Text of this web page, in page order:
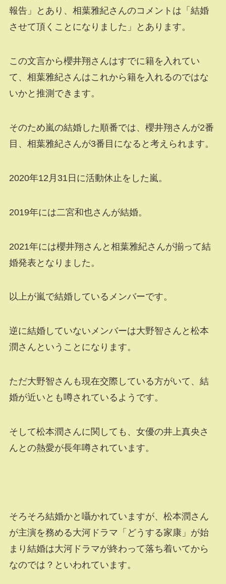
報告」とあり、相葉雅紀さんのコメントは「結婚
させて頂くことになりました」とあります。
この文言から櫻井翔さんはすでに籍を入れてい
て、相葉雅紀さんはこれから籍を入れるのではな
いかと推測できます。
そのため嵐の結婚した順番では、櫻井翔さんが2番
目、相葉雅紀さんが3番目になると考えられます。
2020年12月31日に活動休止をした嵐。
2019年には二宮和也さんが結婚。
2021年には櫻井翔さんと相葉雅紀さんが揃って結
婚発表となりました。
以上が嵐で結婚しているメンバーです。
逆に結婚していないメンバーは大野智さんと松本
潤さんということになります。
ただ大野智さんも現在交際している方がいて、結
婚が近いとも噂されているようです。
そして松本潤さんに関しても、女優の井上真央さ
んとの熱愛が長年噂されています。
そろそろ結婚かと囁かれていますが、松本潤さん
が主演を務める大河ドラマ「どうする家康」が始
まり結婚は大河ドラマが終わって落ち着いてから
なのでは？といわれています。